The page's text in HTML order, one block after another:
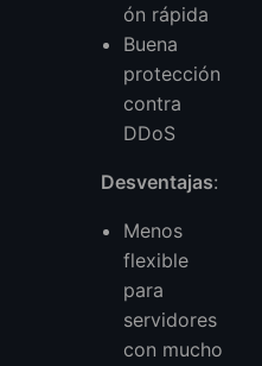
ón rápida
Buena
protección
contra
DDoS
Desventajas:
Menos
flexible
para
servidores
con mucho